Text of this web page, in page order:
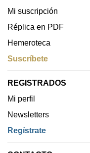
Mi suscripción
Réplica en PDF
Hemeroteca
Suscríbete
REGISTRADOS
Mi perfil
Newsletters
Regístrate